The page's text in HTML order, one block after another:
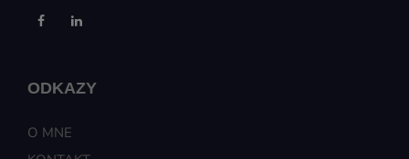
ODKAZY
O MNE